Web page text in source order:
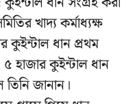
খাদ্য কর্মাধ্যক্ষ
কুইন্টাল ধান প্রথম
৫ হাজার কুইন্টাল ধান
জানান।